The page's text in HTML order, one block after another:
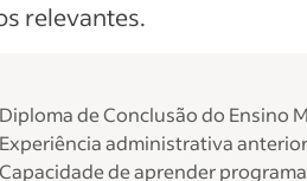
relevantes.
Diploma de Conclusão do Ensino
Experiência administrativa
Capacidade de aprender